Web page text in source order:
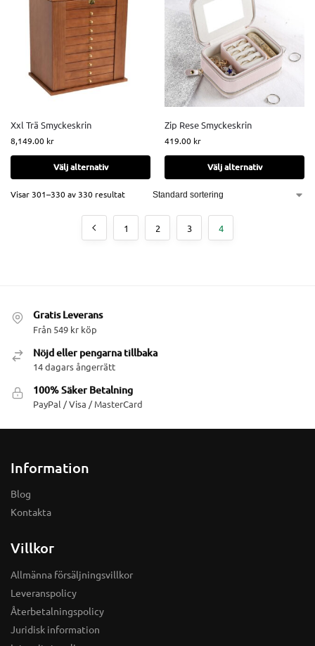
Xxl Trä Smyckeskrin
8,149.00 kr
Välj alternativ
Zip Rese Smyckeskrin
419.00 kr
Välj alternativ
Visar 301–330 av 330 resultat
1 2 3 4
Gratis Leverans
Från 549 kr köp
Nöjd eller pengarna tillbaka
14 dagars ångerrätt
100% Säker Betalning
PayPal / Visa / MasterCard
Information
Blog
Kontakta
Villkor
Allmänna försäljningsvillkor
Leveranspolicy
Återbetalningspolicy
Juridisk information